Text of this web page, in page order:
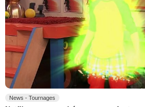
News - Tournages